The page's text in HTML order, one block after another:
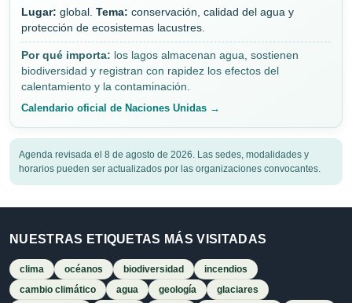
Lugar: global. Tema: conservación, calidad del agua y
protección de ecosistemas lacustres.
Por qué importa: los lagos almacenan agua, sostienen
biodiversidad y registran con rapidez los efectos del
calentamiento y la contaminación.
Calendario oficial de Naciones Unidas →
Agenda revisada el 8 de agosto de 2026. Las sedes, modalidades y
horarios pueden ser actualizados por las organizaciones convocantes.
NUESTRAS ETIQUETAS MÁS VISITADAS
clima océanos biodiversidad
incendios
cambio climático
agua geología
glaciares